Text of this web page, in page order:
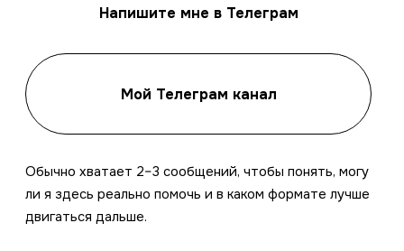
Напишите мне в Телеграм
Мой Телеграм канал
Обычно хватает 2–3 сообщений, чтобы понять, могу
ли я здесь реально помочь и в каком формате лучше
двигаться дальше.